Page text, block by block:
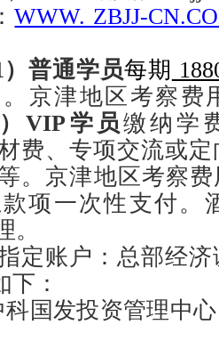
WWW. ZBJJ-
）普通学员每期
京津地区考察费
）VIP 学员 缴纳学
费、专项交流或
。京津地区考察费
项一次性支付。
。
定账户 ：总部经
下 ：
科国发投资管理中